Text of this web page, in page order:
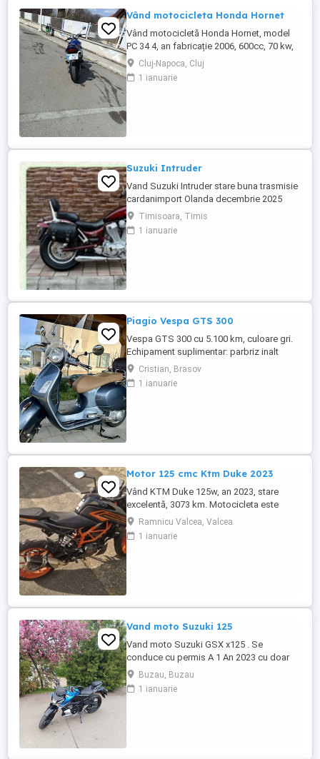
Vând motocicleta Honda Hornet
Vând motocicletă Honda Hornet, model
PC 34 4, an fabricație 2006, 600cc, 70 kw,
98 cp, inspecție tehnică valabilă până în
august 2027 . Preț 1900 euro
Cluj-Napoca, Cluj
1 ianuarie
Suzuki Intruder
Vand Suzuki Intruder stare buna trasmisie
cardanimport Olanda decembrie 2025
inmatriculat RO IN FEBRUARIE Nu raspund
la mesaje.Schimb cu ATV plus sau minus
diferenta
Timisoara, Timis
1 ianuarie
Piagio Vespa GTS 300
Vespa GTS 300 cu 5.100 km, culoare gri.
Echipament suplimentar: parbriz inalt
Faco (montat 2026), geanta portbagaj
Classic; prelungitor scarite pasager;
suspensie fata Bitubo si frane fata spate
Cristian, Brasov
1 ianuarie
Motor 125 cmc Ktm Duke 2023
Vând KTM Duke 125w, an 2023, stare
excelentă, 3073 km. Motocicleta este
ideală pentru începători sau pentru oraș.
Fără daune, lovituri!
Ramnicu Valcea, Valcea
1 ianuarie
Vand moto Suzuki 125
Vand moto Suzuki GSX x125 . Se
conduce cu permis A 1 An 2023 cu doar
5000km Stare impecabila , fara cazaturi
ITP valabil pana in noiembrie 2027 Revizii
si schimb de ulei in service autorizat
Buzau, Buzau
1 ianuarie